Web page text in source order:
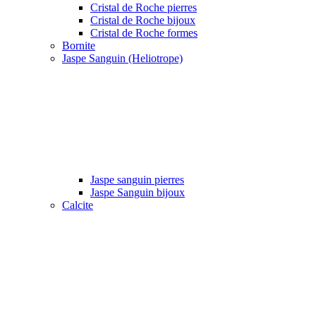
Cristal de Roche pierres
Cristal de Roche bijoux
Cristal de Roche formes
Bornite
Jaspe Sanguin (Heliotrope)
Jaspe sanguin pierres
Jaspe Sanguin bijoux
Calcite